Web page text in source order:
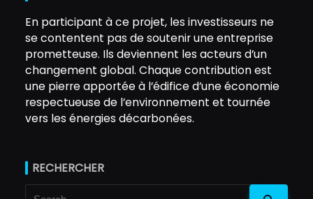
En participant à ce projet, les investisseurs ne
se contentent pas de soutenir une entreprise
prometteuse. Ils deviennent les acteurs d’un
changement global. Chaque contribution est
une pierre apportée à l’édifice d’une économie
respectueuse de l’environnement et tournée
vers les énergies décarbonées.
RECHERCHER
Search